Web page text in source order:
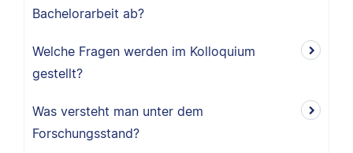
Bachelorarbeit ab?
Welche Fragen werden im Kolloquium
gestellt?
Was versteht man unter dem
Forschungsstand?